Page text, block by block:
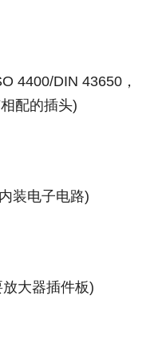
4400/DIN 43650，
配的插头)
装电子电路)
大器插件板)